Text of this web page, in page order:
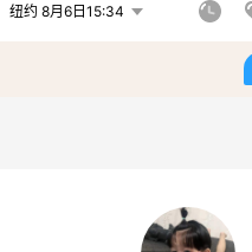
纽约 8月6日15:34